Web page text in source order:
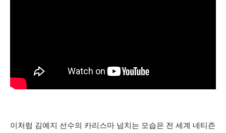
이처럼 김예지 선수의 카리스마 넘치는 모습은 전 세계 네티즌